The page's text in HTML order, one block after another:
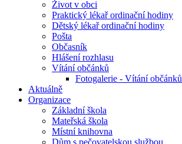
Život v obci
Praktický lékař ordinační hodiny
Dětský lékař ordinační hodiny
Pošta
Občasník
Hlášení rozhlasu
Vítání občánků
Fotogalerie - Vítání občánků
Aktuálně
Organizace
Základní škola
Mateřská škola
Místní knihovna
Dům s pečovatelskou službou